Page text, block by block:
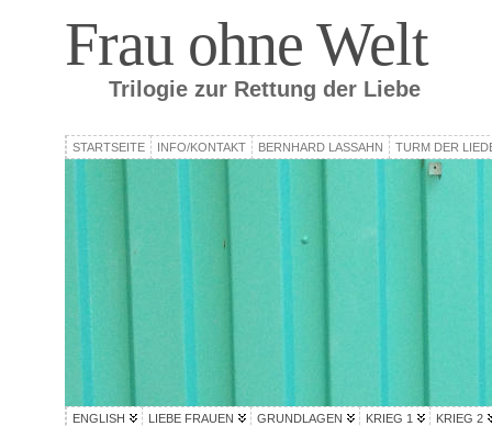
Frau ohne Welt
Trilogie zur Rettung der Liebe
STARTSEITE INFO/KONTAKT BERNHARD LASSAHN TURM DER
ENGLISH LIEBE FRAUEN GRUNDLAGEN KRIEG 1
KRIEG 2